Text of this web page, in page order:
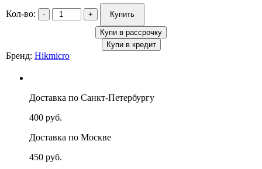
Кол-во:
Бренд: Hikmicro
Доставка по Санкт-Петербургу
400 руб.
Доставка по Москве
450 руб.